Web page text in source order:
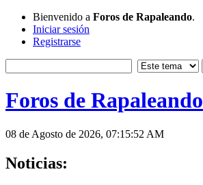
Bienvenido a Foros de Rapaleando.
Iniciar sesión
Registrarse
Foros de Rapaleando
08 de Agosto de 2026, 07:15:52 AM
Noticias: